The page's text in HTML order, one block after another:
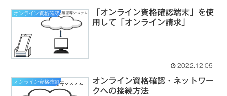
オンライン資格確認
「オンライン資格確認端末」を使
用して「オンライン請求」
2022.12.05
オンライン資格確認
オンライン資格確認・ネットワー
クへの接続方法